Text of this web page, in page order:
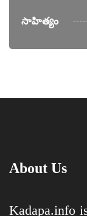
సాహిత్యం
About Us
Kadapa.info